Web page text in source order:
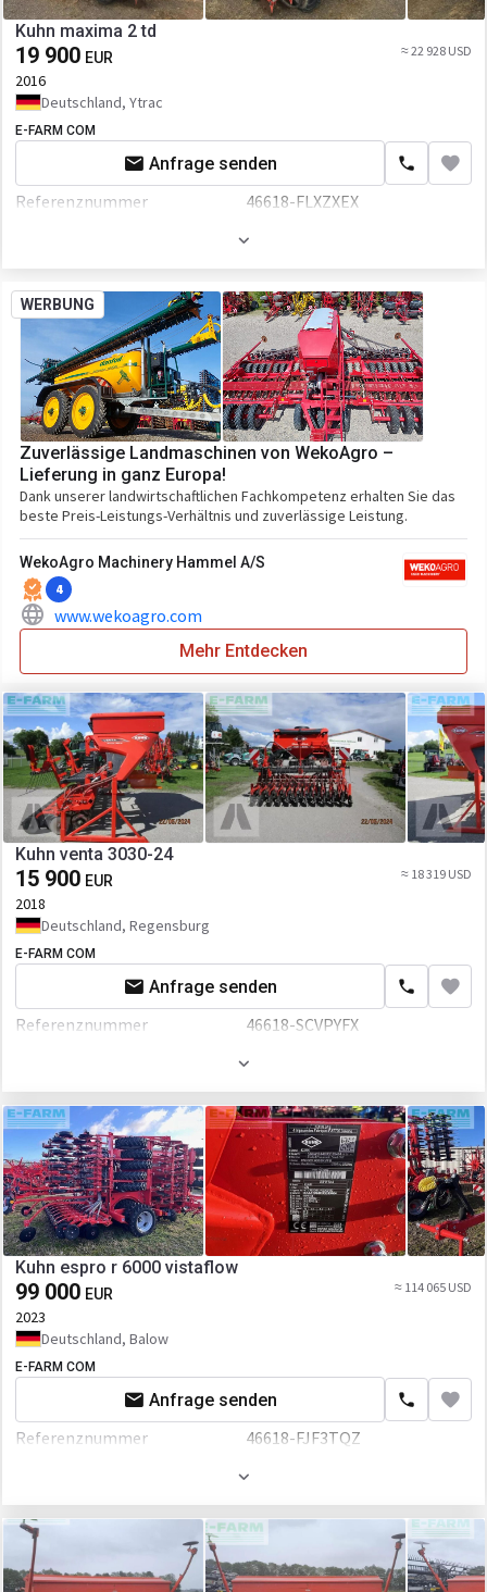
Kuhn maxima 2 td
19 900 EUR ≈ 22 928 USD
2016
Deutschland, Ytrac
E-FARM COM
Anfrage senden
Referenznummer 46618-FLXZXEX
WERBUNG
Zuverlässige Landmaschinen von WekoAgro –
Lieferung in ganz Europa!
Dank unserer landwirtschaftlichen Fachkompetenz erhalten Sie das
beste Preis-Leistungs-Verhältnis und zuverlässige Leistung.
WekoAgro Machinery Hammel A/S
4
www.wekoagro.com
Mehr Entdecken
Kuhn venta 3030-24
15 900 EUR ≈ 18 319 USD
2018
Deutschland, Regensburg
E-FARM COM
Anfrage senden
Referenznummer
46618-SCVPYFX
30 mm
Volumen
1500 L
Kuhn espro r 6000 vistaflow
99 000 EUR ≈ 114 065 USD
2023
Deutschland, Balow
E-FARM COM
Anfrage senden
Referenznummer
46618-FJF3TQZ
60 mm